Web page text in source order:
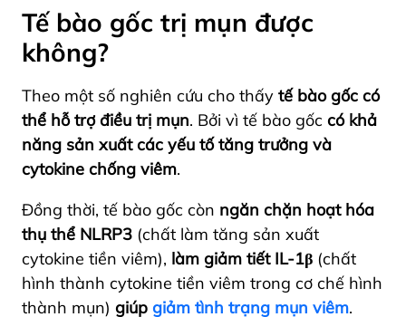
Tế bào gốc trị mụn được
không?
Theo một số nghiên cứu cho thấy tế bào gốc có
thể hỗ trợ điều trị mụn. Bởi vì tế bào gốc có khả
năng sản xuất các yếu tố tăng trưởng và
cytokine chống viêm.
Đồng thời, tế bào gốc còn ngăn chặn hoạt hóa
thụ thể NLRP3 (chất làm tăng sản xuất
cytokine tiền viêm), làm giảm tiết IL-1β (chất
hình thành cytokine tiền viêm trong cơ chế hình
thành mụn) giúp giảm tình trạng mụn viêm.